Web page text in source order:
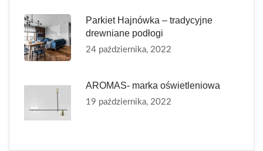
Parkiet Hajnówka – tradycyjne
drewniane podłogi
24 października, 2022
AROMAS- marka oświetleniowa
19 października, 2022